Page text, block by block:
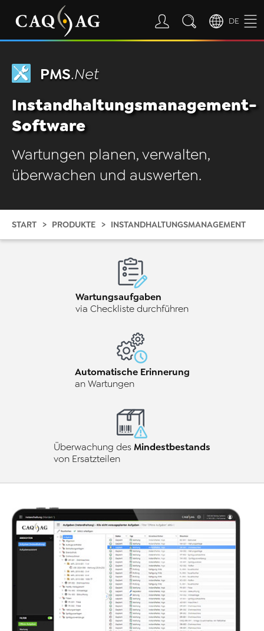
DE
PMS.Net
Instandhaltungsmanagement-
Software
Wartungen planen, verwalten,
überwachen und auswerten.
START PRODUKTE INSTANDHALTUNGSMANAGEMENT
Wartungsaufgaben
via Checkliste durchführen
Automatische Erinnerung
an Wartungen
Überwachung des Mindestbestands
von Ersatzteilen